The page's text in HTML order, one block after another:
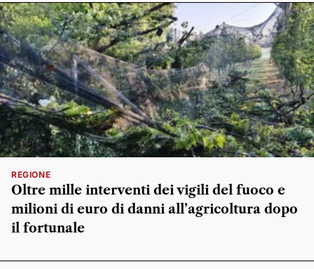
REGIONE
Oltre mille interventi dei vigili del fuoco e
milioni di euro di danni all’agricoltura dopo
il fortunale